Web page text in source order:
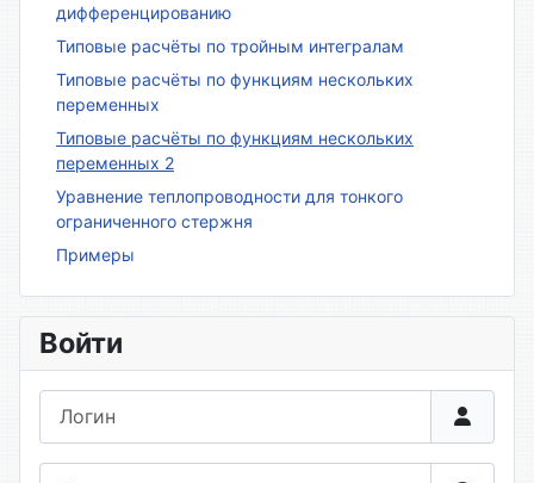
дифференцированию
Типовые расчёты по тройным интегралам
Типовые расчёты по функциям нескольких
переменных
Типовые расчёты по функциям нескольких
переменных 2
Уравнение теплопроводности для тонкого
ограниченного стержня
Примеры
Войти